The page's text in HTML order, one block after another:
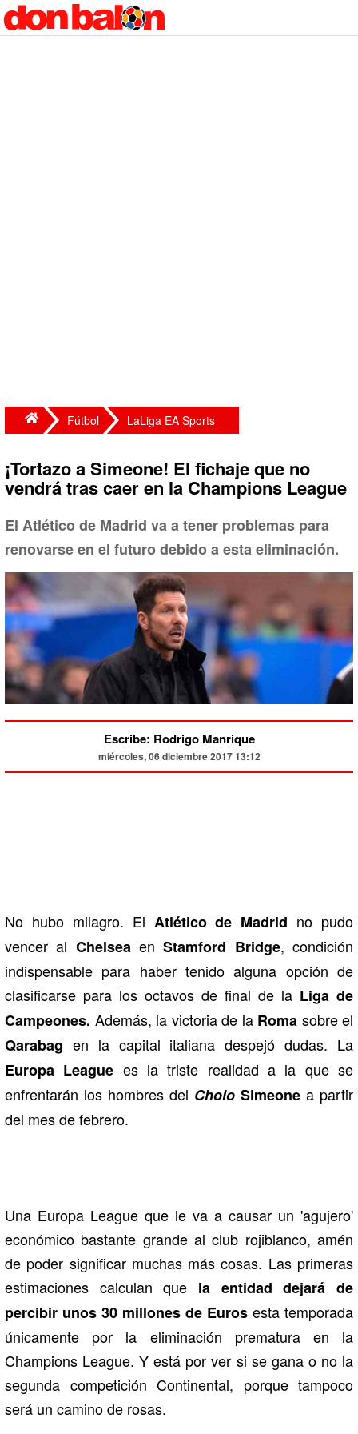
Fútbol LaLiga EA Sports
¡Tortazo a Simeone! El fichaje que no
vendrá tras caer en la Champions League
El Atlético de Madrid va a tener problemas para
renovarse en el futuro debido a esta eliminación.
Escribe: Rodrigo Manrique
miércoles, 06 diciembre 2017 13:12
No hubo milagro. El Atlético de Madrid no pudo
vencer al Chelsea enStamford Bridge, condición
indispensable para haber tenido alguna opción de
clasificarse para los octavos de final de la Liga de
Campeones. Además, la victoria de la Roma sobre el
Qarabag en la capital italiana despejó dudas. La
Europa League es la triste realidad a la que se
enfrentarán los hombres del Cholo Simeone a partir
del mes de febrero.
Una Europa League que le va a causar un 'agujero'
económico bastante grande al club rojiblanco, amén
de poder significar muchas más cosas. Las primeras
estimaciones calculan que la entidad dejará de
percibir unos 30 millones de Euros esta temporada
únicamente por la eliminación prematura en la
Champions League. Y está por ver si se gana o no la
segunda competición Continental, porque tampoco
será un camino de rosas.